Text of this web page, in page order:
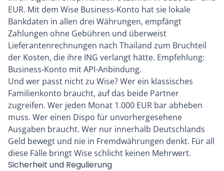
EUR. Mit dem Wise Business-Konto hat sie lokale
Bankdaten in allen drei Währungen, empfängt
Zahlungen ohne Gebühren und überweist
Lieferantenrechnungen nach Thailand zum Bruchteil
der Kosten, die ihre ING verlangt hätte. Empfehlung:
Business-Konto mit API-Anbindung.
Und wer passt nicht zu Wise? Wer ein klassisches
Familienkonto braucht, auf das beide Partner
zugreifen. Wer jeden Monat 1.000 EUR bar abheben
muss. Wer einen Dispo für unvorhergesehene
Ausgaben braucht. Wer nur innerhalb Deutschlands
Geld bewegt und nie in Fremdwährungen denkt. Für all
diese Fälle bringt Wise schlicht keinen Mehrwert.
Sicherheit und Regulierung